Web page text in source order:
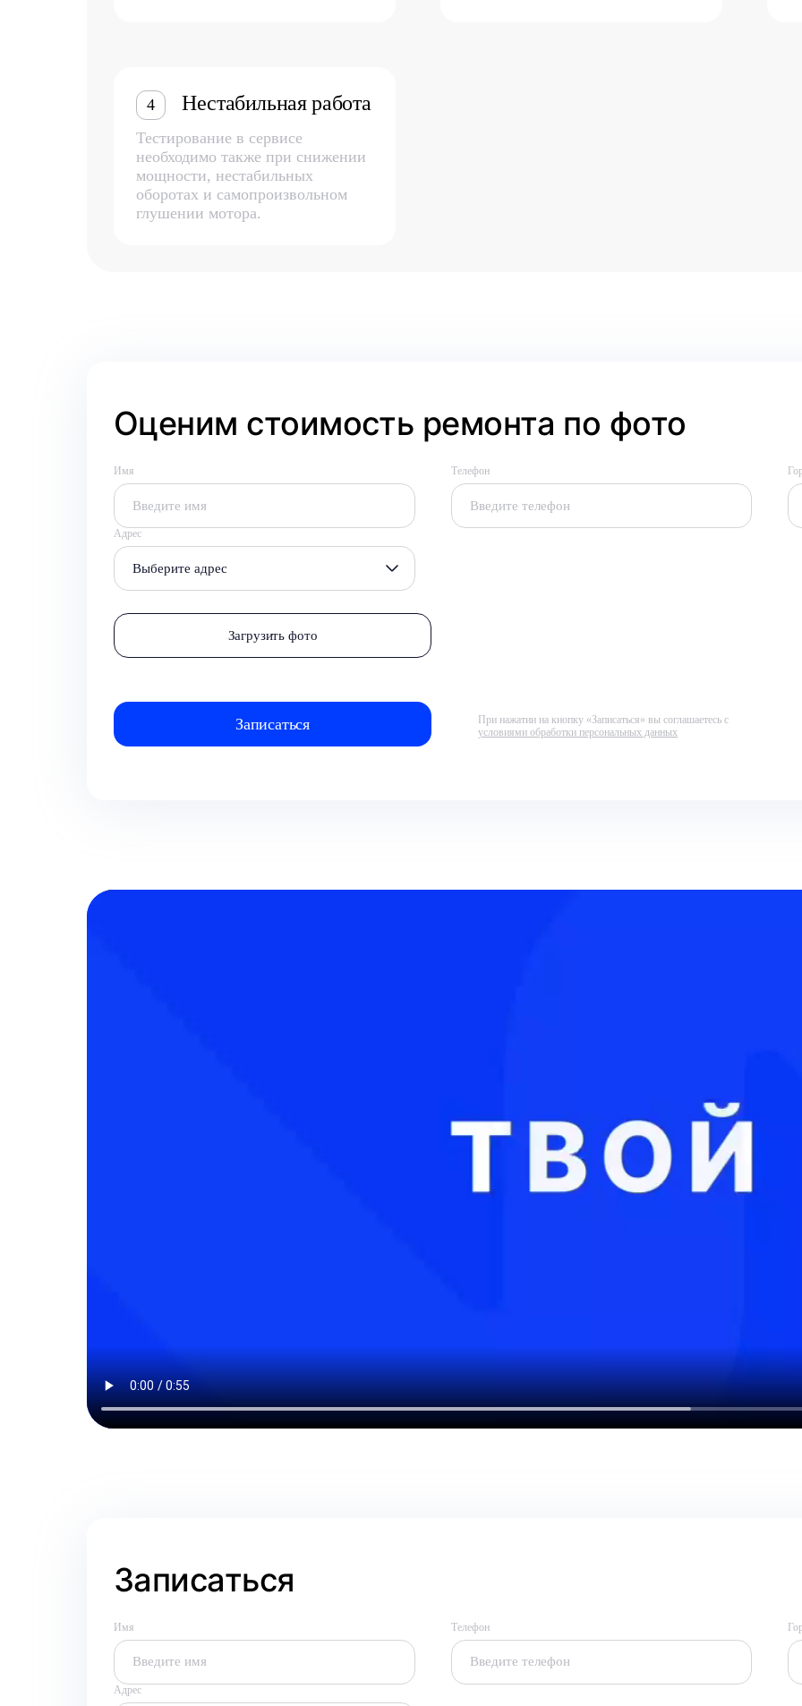
4 Нестабильная работа
Тестирование в сервисе
необходимо также при снижении
мощности, нестабильных
оборотах и самопроизвольном
глушении мотора.
Оценим стоимость ремонта по фото
Имя Телефон
Адрес
Выберите адрес
Загрузить фото
При нажатии на кнопку «Записаться» вы соглашаетесь с
условиями обработки персональных данных
Записаться
Имя Телефон
Адрес